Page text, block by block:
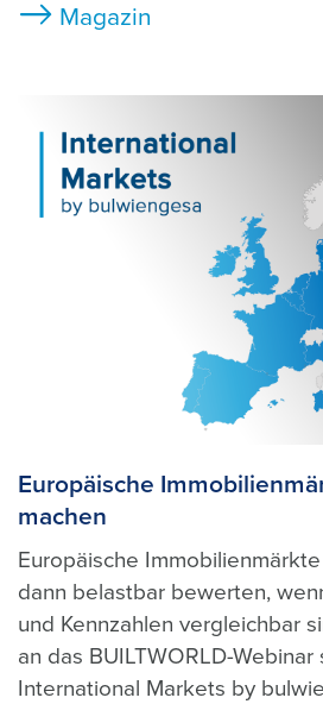
Magazin
Europäische
machen
Europäische
dann belastbar bewerten,
und Kennzahlen vergleichbar
an das BUILTWORLD-
International Markets by